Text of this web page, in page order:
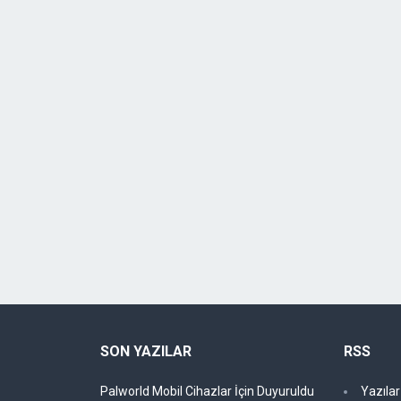
SON YAZILAR
Palworld Mobil Cihazlar İçin Duyuruldu
RSS